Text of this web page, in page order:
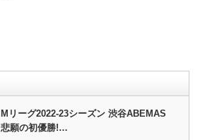
Mリーグ2022-23シーズン 渋谷ABEMAS
悲願の初優勝!…